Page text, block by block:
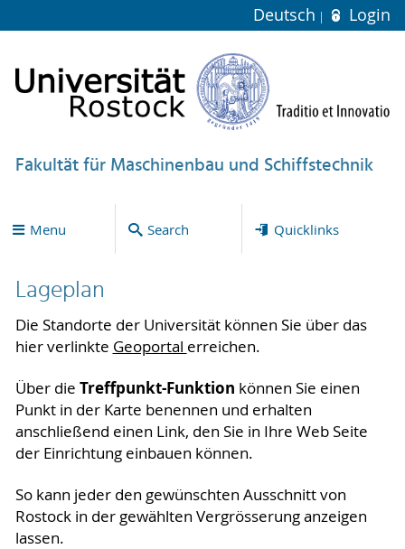
Deutsch Login
Fakultät für Maschinenbau und Schiffstechnik
Menu Search Quicklinks
Lageplan
Die Standorte der Universität können Sie über das
hier verlinkte Geoportal erreichen.
Über die Treffpunkt-Funktion können Sie einen
Punkt in der Karte benennen und erhalten
anschließend einen Link, den Sie in Ihre Web Seite
der Einrichtung einbauen können.
So kann jeder den gewünschten Ausschnitt von
Rostock in der gewählten Vergrösserung anzeigen
lassen.